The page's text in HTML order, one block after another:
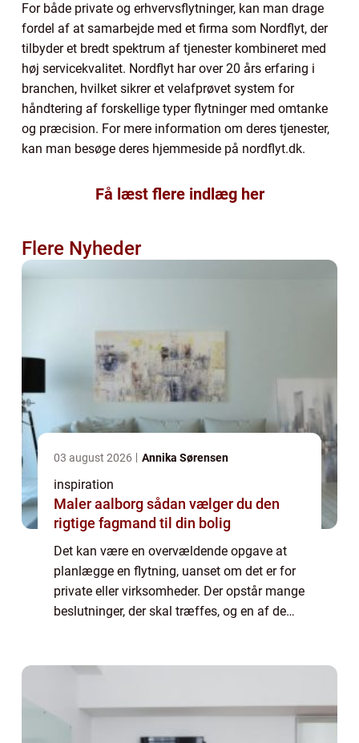
For både private og erhvervsflytninger, kan man drage
fordel af at samarbejde med et firma som Nordflyt, der
tilbyder et bredt spektrum af tjenester kombineret med
høj servicekvalitet. Nordflyt har over 20 års erfaring i
branchen, hvilket sikrer et velafprøvet system for
håndtering af forskellige typer flytninger med omtanke
og præcision. For mere information om deres tjenester,
kan man besøge deres hjemmeside på nordflyt.dk.
Få læst flere indlæg her
Flere Nyheder
03 august 2026 Annika Sørensen
inspiration
Maler aalborg sådan vælger du den
rigtige fagmand til din bolig
Det kan være en overvældende opgave at
planlægge en flytning, uanset om det er for
private eller virksomheder. Der opstår mange
beslutninger, der skal træffes, og en af de